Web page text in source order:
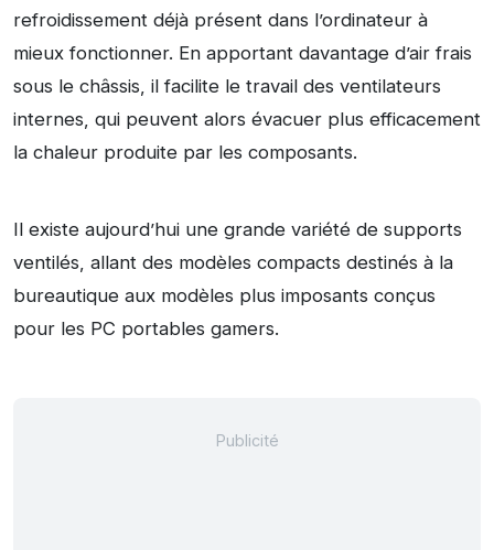
refroidissement déjà présent dans l’ordinateur à
mieux fonctionner. En apportant davantage d’air frais
sous le châssis, il facilite le travail des ventilateurs
internes, qui peuvent alors évacuer plus efficacement
la chaleur produite par les composants.
Il existe aujourd’hui une grande variété de supports
ventilés, allant des modèles compacts destinés à la
bureautique aux modèles plus imposants conçus
pour les PC portables gamers.